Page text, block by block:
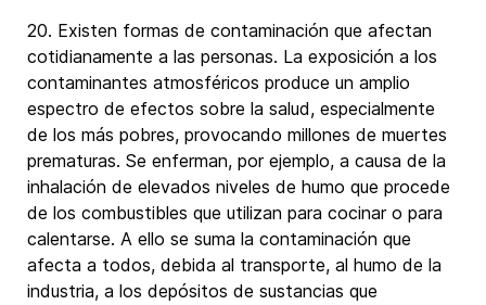
20. Existen formas de contaminación que afectan
cotidianamente a las personas. La exposición a los
contaminantes atmosféricos produce un amplio
espectro de efectos sobre la salud, especialmente
de los más pobres, provocando millones de muertes
prematuras. Se enferman, por ejemplo, a causa de la
inhalación de elevados niveles de humo que procede
de los combustibles que utilizan para cocinar o para
calentarse. A ello se suma la contaminación que
afecta a todos, debida al transporte, al humo de la
industria, a los depósitos de sustancias que